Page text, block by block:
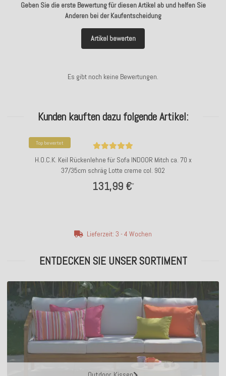
Geben Sie die erste Bewertung für diesen Artikel ab und helfen Sie
Anderen bei der Kaufentscheidung
Artikel bewerten
Es gibt noch keine Bewertungen.
Kunden kauften dazu folgende Artikel:
Top bewertet
H.O.C.K. Keil Rückenlehne für Sofa INDOOR Mitch ca. 70 x
37/35cm schräg Lotte creme col. 902
131,99 €*
Lieferzeit: 3 - 4 Wochen
ENTDECKEN SIE UNSER SORTIMENT